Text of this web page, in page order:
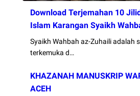
Download Terjemahan 10
Islam Karangan Syaikh
Syaikh Wahbah az-Zuhaili adalah
terkemuka d…
KHAZANAH MANUSKRIP
ACEH